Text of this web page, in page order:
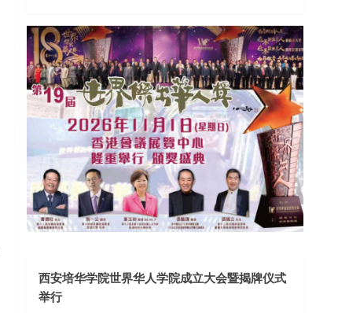
西安培华学院世界华人学院成立大会暨揭牌仪式
举行